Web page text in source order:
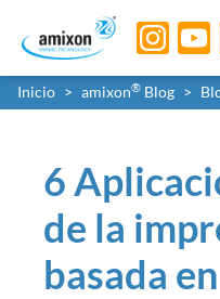
Skip to main navigation
Skip to main content
Skip to page footer
You are here:
Inicio amixon® Blog
6
de la
basada